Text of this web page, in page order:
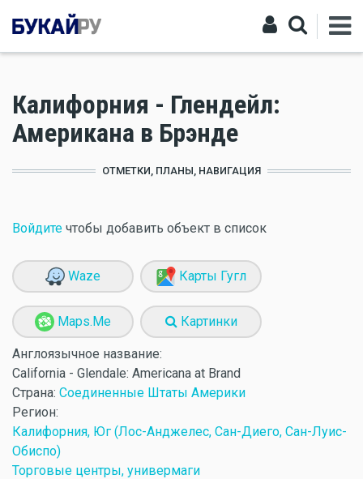
Калифорния - Глендейл:
Американа в Брэнде
ОТМЕТКИ, ПЛАНЫ, НАВИГАЦИЯ
Войдите чтобы добавить объект в список
Waze Карты Гугл
Maps.Me Картинки
Англоязычное название:
California - Glendale: Americana at Brand
Страна: Соединенные Штаты Америки
Регион:
Калифорния, Юг (Лос-Анджелес, Сан-Диего, Сан-Луис-
Обиспо)
Торговые центры, универмаги